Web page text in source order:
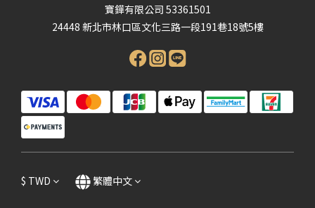
寶鏵有限公司 53361501
24448 新北市林口區文化三路一段191巷18號5樓
$ TWD 繁體中文